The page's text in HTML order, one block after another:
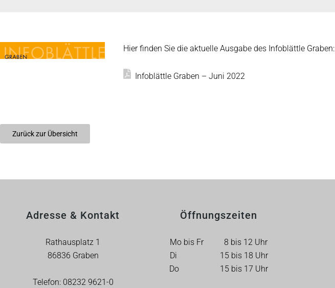
Hier finden Sie die aktuelle Ausgabe des Infoblättle Graben:
Infoblättle Graben – Juni 2022
Zurück zur Übersicht
Adresse & Kontakt
Rathausplatz 1
86836 Graben
Telefon: 08232 9621-0
Öffnungszeiten
Mo bis Fr 8 bis 12 Uhr
Di 15 bis 18 Uhr
Do 15 bis 17 Uhr